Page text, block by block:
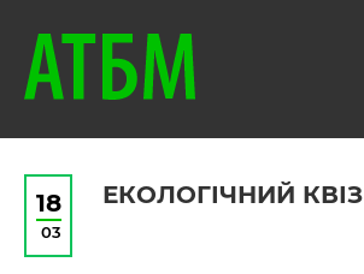
18
03
ЕКОЛОГІЧНИЙ КВІЗ